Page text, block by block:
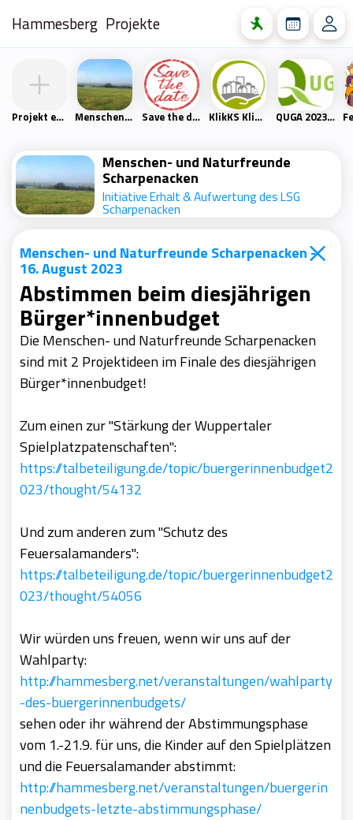
Hammesberg Projekte
Projekt erstellen Menschen- und Naturfreunde Scharpenacken Save the date KlikKS Klimaschutzprojekt QUGA 2023 – Quartiersgartenschau Heckinghausen
Menschen- und Naturfreunde
Scharpenacken
Initiative Erhalt & Aufwertung des LSG
Scharpenacken
Menschen- und Naturfreunde Scharpenacken -
16. August 2023
Abstimmen beim diesjährigen
Bürger*innenbudget
Die Menschen- und Naturfreunde Scharpenacken
sind mit 2 Projektideen im Finale des diesjährigen
Bürger*innenbudget!
Zum einen zur "Stärkung der Wuppertaler
Spielplatzpatenschaften":
https://talbeteiligung.de/topic/buergerinnenbudget2
023/thought/54132
Und zum anderen zum "Schutz des
Feuersalamanders":
https://talbeteiligung.de/topic/buergerinnenbudget2
023/thought/54056
Wir würden uns freuen, wenn wir uns auf der
Wahlparty:
http://hammesberg.net/veranstaltungen/wahlparty
-des-buergerinnenbudgets/
sehen oder ihr während der Abstimmungsphase
vom 1.-21.9. für uns, die Kinder auf den Spielplätzen
und die Feuersalamander abstimmt:
http://hammesberg.net/veranstaltungen/buergerin
nenbudgets-letzte-abstimmungsphase/